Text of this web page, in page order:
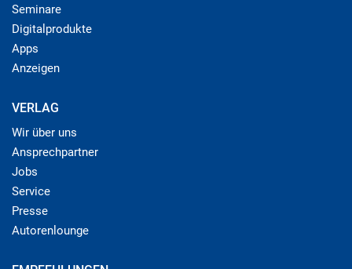
Seminare
Digitalprodukte
Apps
Anzeigen
VERLAG
Wir über uns
Ansprechpartner
Jobs
Service
Presse
Autorenlounge